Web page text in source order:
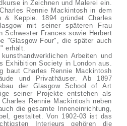
in Zeichnen und Malerei ein.
Rennie Mackintosh in dem
& Keppie. 1894 gründet Charles
mit seiner späteren Frau
Schwester Frances sowie Herbert
"Glasgow Four", die später auch
erhält.
Arbeiten und
Exhibition Society in London aus.
baut Charles Rennie Mackintosh
und Privathäuser. Ab 1897
der Glasgow School of Art
seiner Projekte entstehen als
Rennie Mackintosh neben
die gesamte Inneneinrichtung,
gestaltet. Von 1902-03 ist das
Interieurs gehören die